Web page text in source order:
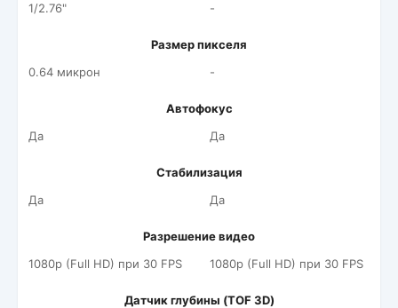
1/2.76"
-
Размер пикселя
0.64 микрон
-
Автофокус
Да
Да
Стабилизация
Да
Да
Разрешение видео
1080p (Full HD) при 30 FPS
1080p (Full HD) при 30 FPS
Датчик глубины (TOF 3D)